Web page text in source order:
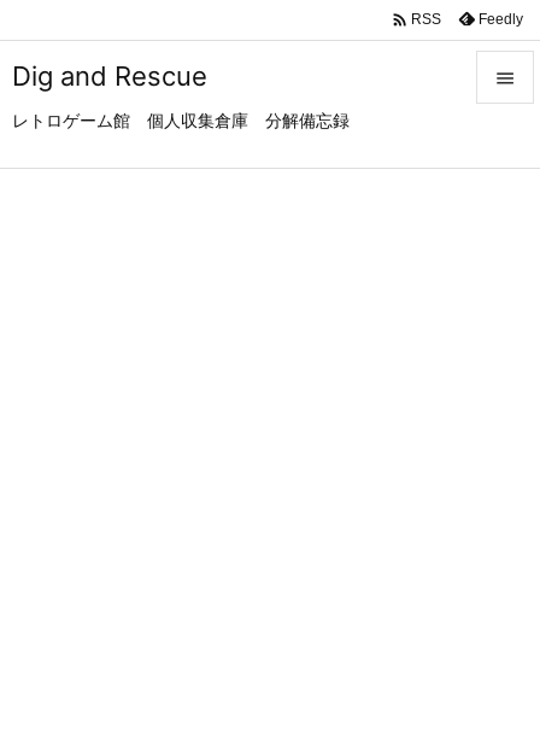
Dig and Rescue
レトロゲーム館 個人収集倉庫 分解備忘録

 RSS Feedly